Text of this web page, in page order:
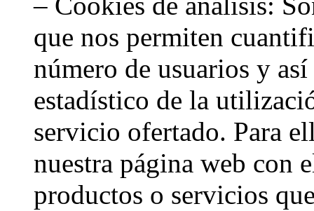
que nos permiten
número de usuarios y
estadístico de la
servicio ofertado. Para
nuestra página web con
productos o servicios